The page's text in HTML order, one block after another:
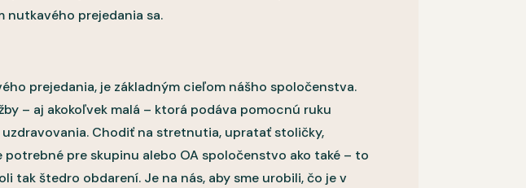
nutkavého prejedania sa.
prejedania, je základným cieľom nášho spoločenstva.
– aj akokoľvek malá – ktorá podáva pomocnú ruku
Chodiť na stretnutia, upratať stoličky,
pre skupinu alebo OA spoločenstvo ako také – to
tak štedro obdarení. Je na nás, aby sme urobili, čo je v